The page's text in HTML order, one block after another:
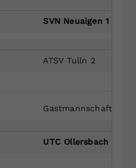
SVN Neuaigen 1
ATSV Tulln 2
Gastmannschaft
UTC Ollersbach 5